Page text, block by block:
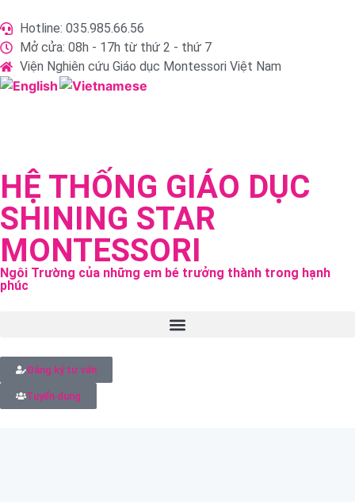
Hotline: 035.985.66.56
Mở cửa: 08h - 17h từ thứ 2 - thứ 7
Viện Nghiên cứu Giáo dục Montessori Việt Nam
HỆ THỐNG GIÁO DỤC
SHINING STAR
MONTESSORI
Ngôi Trường của những em bé trưởng thành trong hạnh
phúc
Đăng ký tư vấn
Tuyển dụng